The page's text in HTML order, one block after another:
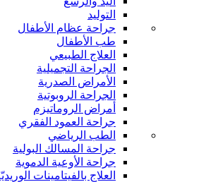
التوليد
جراحة عظام الأطفال
طب الأطفال
العلاج الطبيعي
الجراحة التجميلية
الأمراض الصدرية
الجراحة الروبوتية
أمراض الروماتيزم
جراحة العمود الفقري
الطب الرياضي
جراحة المسالك البولية
جراحة الأوعية الدموية
العلاج بالفيتامينات